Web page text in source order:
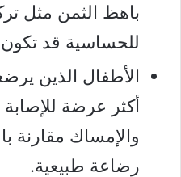
باهظ الثمن مثل
للحساسية قد تكون
الأطفال الذين
أكثر عرضة
والإمساك مقارنة
رضاعة طبيعية.